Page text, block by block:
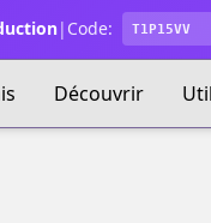
| Code: T1P15VV
Découvrir